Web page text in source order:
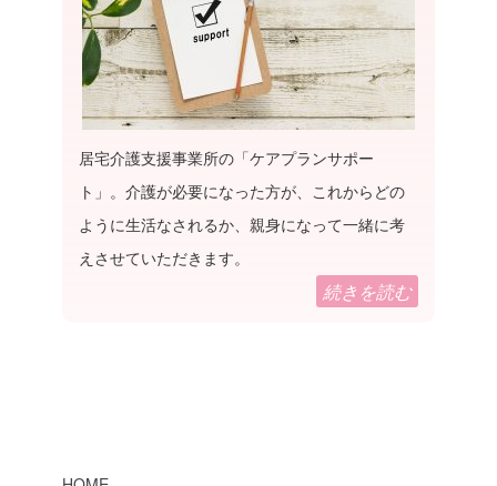
居宅介護支援事業所の「ケアプランサポー
ト」。介護が必要になった方が、これからどの
ように生活なされるか、親身になって一緒に考
えさせていただきます。
続きを読む